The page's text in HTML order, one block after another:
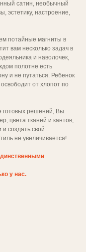
сатин, необычный
эстетику, настроение,
потайные магниты в
вам несколько задач в
и наволочек,
полотне есть
и не путаться. Ребенок
от хлопот по
готовых решений, Вы
цвета тканей и кантов,
и создать свой
не увеличивается!
у нас.